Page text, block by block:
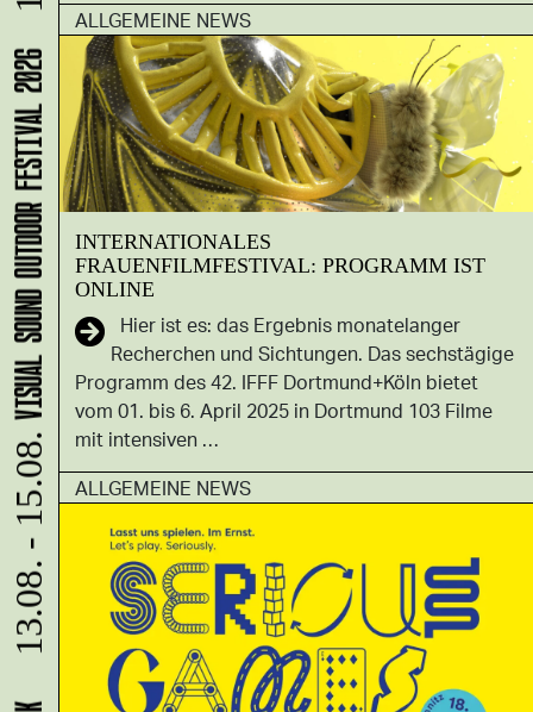
ALLGEMEINE NEWS
INTERNATIONALES
FRAUENFILMFESTIVAL: PROGRAMM IST
ONLINE
Hier ist es: das Ergebnis monatelanger
Recherchen und Sichtungen. Das sechstägige
Programm des 42. IFFF Dortmund+Köln bietet
vom 01. bis 6. April 2025 in Dortmund 103 Filme
mit intensiven …
ALLGEMEINE NEWS
13.08. - 15.08.
VISUAL SOUND OUTDOOR FESTIVAL 2026